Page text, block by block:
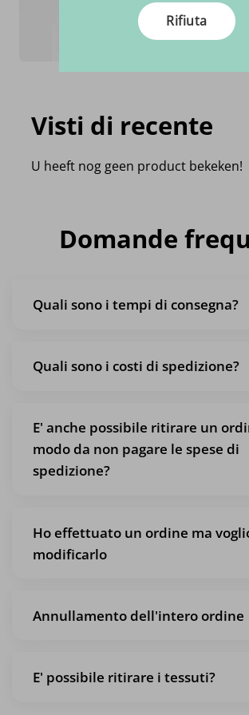
Prezzi sempre competitivi
Al pezzo
Visti di recente
U heeft nog geen product bekeken!
Domande
Quali sono i tempi di consegna?
Quali sono i costi di spedizione?
E' anche possibile ritirare un
modo da non pagare le spese di
spedizione?
Ho effettuato un ordine ma
modificarlo
Annullamento dell'intero ordine
E' possibile ritirare i tessuti?
Rifiuta